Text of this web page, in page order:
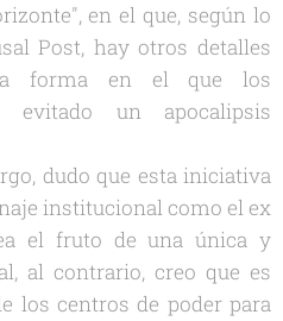
en el que, según lo
Post, hay otros detalles
forma en el que los
evitado un apocalipsis
dudo que esta iniciativa
institucional como el ex
el fruto de una única y
al contrario, creo que es
los centros de poder para